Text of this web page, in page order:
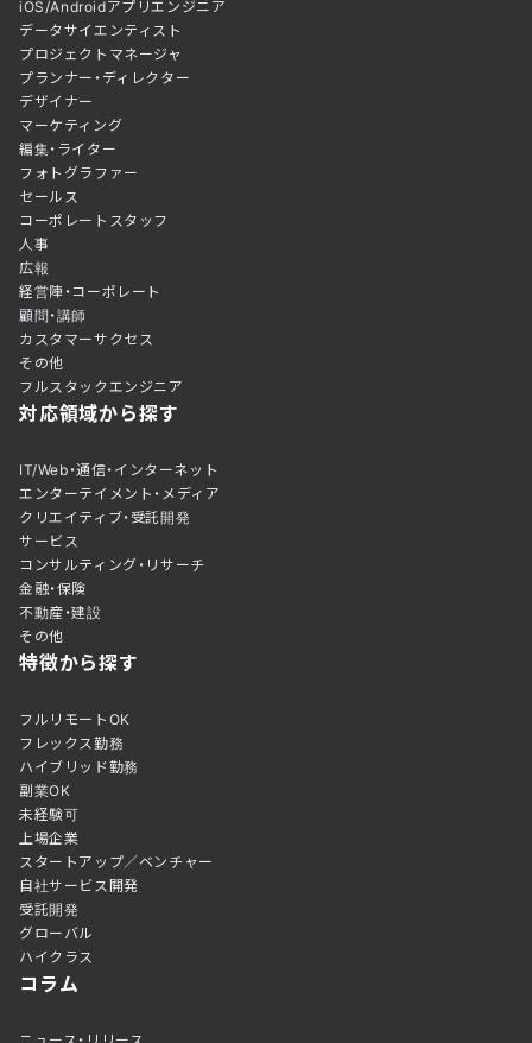
iOS/Androidアプリエンジニア
データサイエンティスト
プロジェクトマネージャ
プランナー・ディレクター
デザイナー
マーケティング
編集・ライター
フォトグラファー
セールス
コーポレートスタッフ
人事
広報
経営陣・コーポレート
顧問・講師
カスタマーサクセス
その他
フルスタックエンジニア
対応領域から探す
IT/Web・通信・インターネット
エンターテイメント・メディア
クリエイティブ・受託開発
サービス
コンサルティング・リサーチ
金融・保険
不動産・建設
その他
特徴から探す
フルリモートOK
フレックス勤務
ハイブリッド勤務
副業OK
未経験可
上場企業
スタートアップ／ベンチャー
自社サービス開発
受託開発
グローバル
ハイクラス
コラム